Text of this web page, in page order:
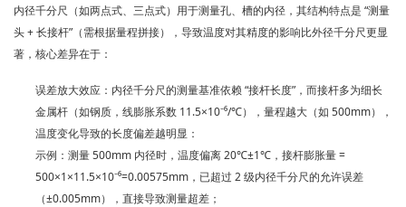
内径千分尺（如两点式、三点式）用于测量孔、槽的内径，其结构特点是 “测量
头 + 长接杆”（需根据量程拼接），导致温度对其精度的影响比外径千分尺更显
著 ，核心差异在于：
误差放大效应 ：内径千分尺的测量基准依赖 “接杆长度”，而接杆多为细长
金属杆（如钢质，线膨胀系数 11.5×10⁻⁶/℃），量程越大（如 500mm），
温度变化导致的长度偏差越明显：
示例：测量 500mm 内径时，温度偏离 20℃±1℃，接杆膨胀量 =
500×1×11.5×10⁻⁶=0.00575mm，已超过 2 级内径千分尺的允许误差
（±0.005mm），直接导致测量超差；